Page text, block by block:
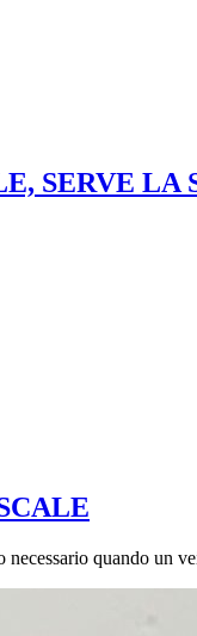
SERVE LA
quando un